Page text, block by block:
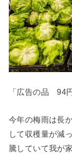
「広告の品 94
今年の梅雨は長
して収穫量が減
騰していて我が